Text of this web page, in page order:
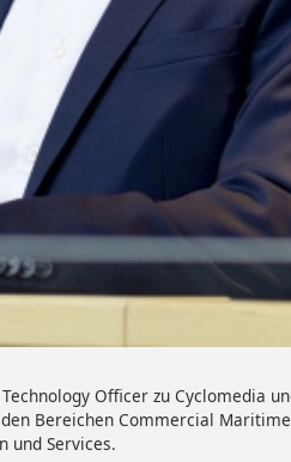
Officer zu Cyclomedia
Bereichen Commercial
und Services.